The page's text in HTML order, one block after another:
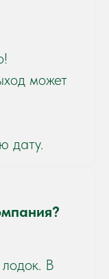
может
дату.
В